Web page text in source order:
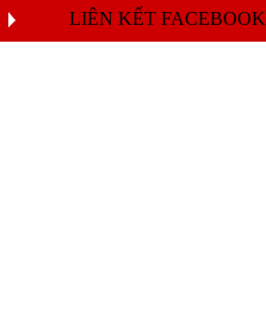
LIÊN KẾT FACEBOOK